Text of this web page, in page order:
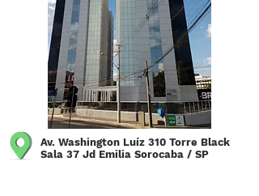
Av. Washington Luíz 310 Torre Black
Sala 37 Jd Emilia Sorocaba / SP